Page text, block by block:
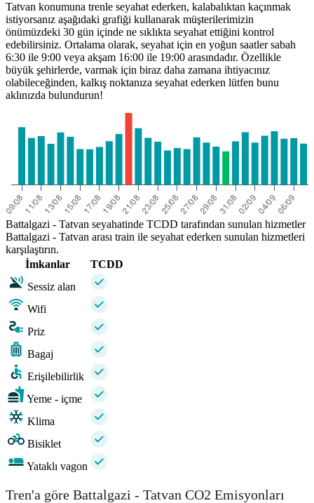
Tatvan konumuna trenle seyahat ederken, kalabalıktan kaçınmak
istiyorsanız aşağıdaki grafiği kullanarak müşterilerimizin
önümüzdeki 30 gün içinde ne sıklıkta seyahat ettiğini kontrol
edebilirsiniz. Ortalama olarak, seyahat için en yoğun saatler sabah
6:30 ile 9:00 veya akşam 16:00 ile 19:00 arasındadır. Özellikle
büyük şehirlerde, varmak için biraz daha zamana ihtiyacınız
olabileceğinden, kalkış noktanıza seyahat ederken lütfen bunu
aklınızda bulundurun!
Battalgazi - Tatvan seyahatinde TCDD tarafından sunulan hizmetler
Battalgazi - Tatvan arası train ile seyahat ederken sunulan hizmetleri
karşılaştırın.
İmkanlar
TCDD
Sessiz alan
Wifi
Priz
Bagaj
Erişilebilirlik
Yeme - içme
Klima
Bisiklet
Yataklı vagon
Tren'a göre Battalgazi - Tatvan CO2 Emisyonları